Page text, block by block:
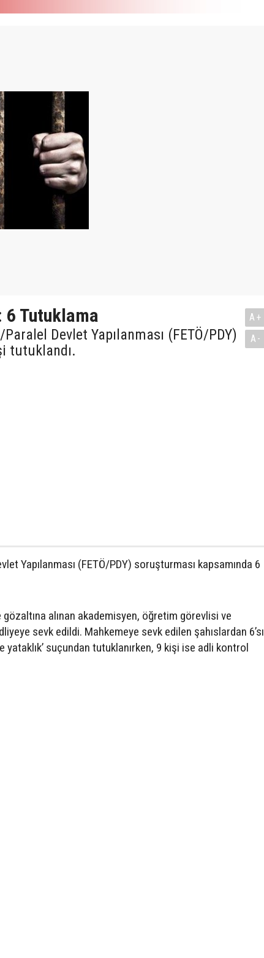
6 Tutuklama
Devlet Yapılanması (FETÖ/PDY)
tutuklandı.
A+
A-
Yapılanması (FETÖ/PDY) soruşturması kapsamında 6
alınan akademisyen, öğretim görevlisi ve
sevk edildi. Mahkemeye sevk edilen şahıslardan 6’sı
yataklık’ suçundan tutuklanırken, 9 kişi ise adli kontrol